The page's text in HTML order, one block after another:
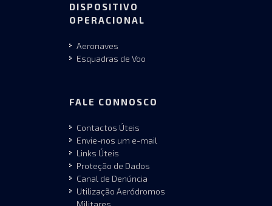
DISPOSITIVO
OPERACIONAL
Aeronaves
Esquadras de Voo
FALE CONNOSCO
Contactos Úteis
Envie-nos um e-mail
Links Úteis
Proteção de Dados
Canal de Denúncia
Utilização Aeródromos
Militares